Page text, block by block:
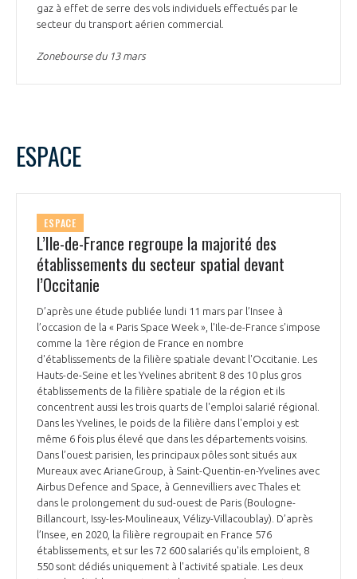
gaz à effet de serre des vols individuels effectués par le
secteur du transport aérien commercial.
Zonebourse du 13 mars
ESPACE
ESPACE
L’Ile-de-France regroupe la majorité des
établissements du secteur spatial devant
l’Occitanie
D’après une étude publiée lundi 11 mars par l’Insee à
l’occasion de la « Paris Space Week », l'Ile-de-France s'impose
comme la 1ère région de France en nombre
d'établissements de la filière spatiale devant l'Occitanie. Les
Hauts-de-Seine et les Yvelines abritent 8 des 10 plus gros
établissements de la filière spatiale de la région et ils
concentrent aussi les trois quarts de l'emploi salarié régional.
Dans les Yvelines, le poids de la filière dans l'emploi y est
même 6 fois plus élevé que dans les départements voisins.
Dans l’ouest parisien, les principaux pôles sont situés aux
Mureaux avec ArianeGroup, à Saint-Quentin-en-Yvelines avec
Airbus Defence and Space, à Gennevilliers avec Thales et
dans le prolongement du sud-ouest de Paris (Boulogne-
Billancourt, Issy-les-Moulineaux, Vélizy-Villacoublay). D’après
l’Insee, en 2020, la filière regroupait en France 576
établissements, et sur les 72 600 salariés qu'ils emploient, 8
550 sont dédiés uniquement à l'activité spatiale. Les deux